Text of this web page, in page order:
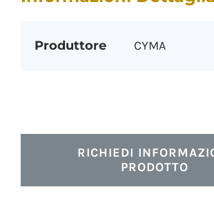
Produttore CYMA
RICHIEDI
PRODOTTO